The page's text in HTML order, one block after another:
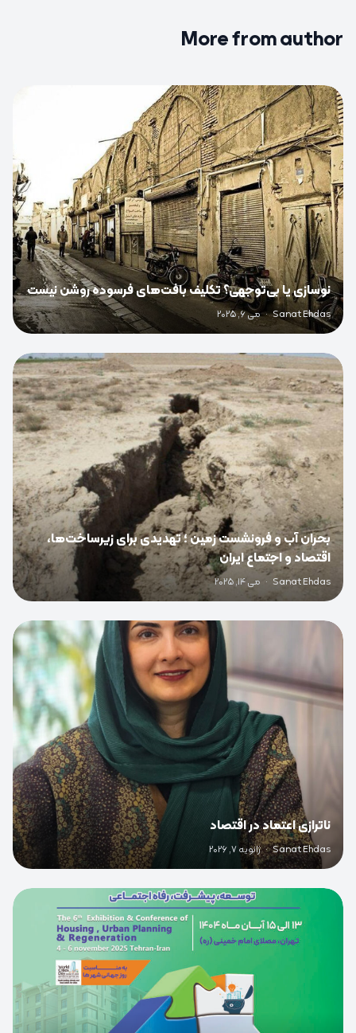
More from author
0
نوسازی یا بی‌توجهی؟ تکلیف بافت‌های فرسوده روشن نیست
Sanat Ehdas
· می 6, 2025
0
بحران آب و فرونشست زمین ؛ تهدیدی برای زیرساخت‌ها،
اقتصاد و اجتماع ایران
Sanat Ehdas
· می 14, 2025
ناترازی اعتماد در اقتصاد
Sanat Ehdas
· ژانویه 7, 2026
0